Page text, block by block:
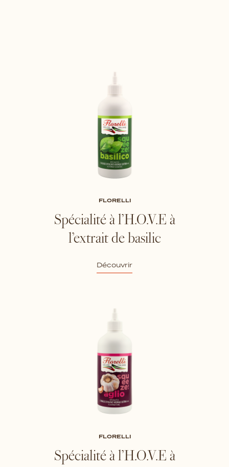
FLORELLI
Spécialité à l’H.O.V.E à
l’extrait de basilic
Découvrir
FLORELLI
Spécialité à l’H.O.V.E à